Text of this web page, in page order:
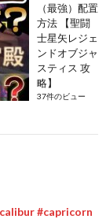
（最強）配置
方法 【聖闘
士星矢レジェ
ンドオブジャ
スティス 攻
略】
37件のビュー
#capricorn